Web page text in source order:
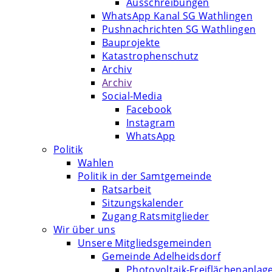
WhatsApp Kanal SG Wathlingen
Pushnachrichten SG Wathlingen
Bauprojekte
Katastrophenschutz
Archiv
Archiv
Social-Media
Facebook
Instagram
WhatsApp
Politik
Wahlen
Politik in der Samtgemeinde
Ratsarbeit
Sitzungskalender
Zugang Ratsmitglieder
Wir über uns
Unsere Mitgliedsgemeinden
Gemeinde Adelheidsdorf